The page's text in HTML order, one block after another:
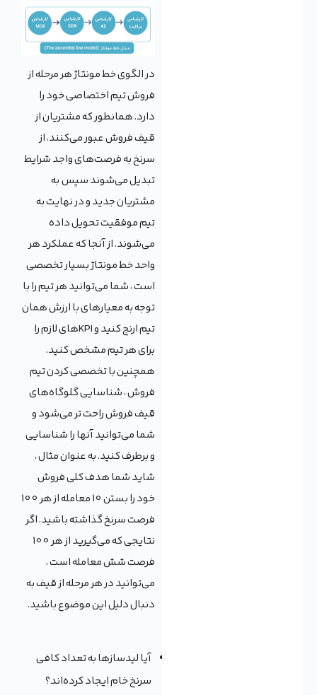
در الگوی خط مونتاژ هر مرحله از
فروش تیم اختصاصی خود را
دارد. همانطور که مشتریان از
قیف فروش عبور می‌کنند، از
سرنخ به فرصت‌های واجد شرایط
تبدیل می‌شوند سپس به
مشتریان جدید و در نهایت به
تیم موفقیت تحویل داده
می‌شوند. از آنجا که عملکرد هر
واحد خط مونتاژ بسیار تخصصی
است ، شما می‌توانید هر تیم را با
توجه به معیارهای با ارزش همان
تیم ارنج کنید و KPIهای لازم را
برای هر تیم مشخص کنید.
همچنین با تخصصی کردن تیم
فروش ، شناسایی گلوگاه‌های
قیف فروش راحت تر می‌شود و
شما می‌توانید آنها را شناسایی
و برطرف کنید. به عنوان مثال ،
شاید شما هدف کلی فروش
خود را بستن 10 معامله از هر 100
فرصت سرنخ گذاشته باشید. اگر
نتایجی که می‌گیرید از هر 100
فرصت شش معامله است ،
می‌توانید در هر مرحله از قیف به
دنبال دلیل این موضوع باشید.
آیا لیدسازها به تعداد کافی
سرنخ خام ایجاد کرده‌اند؟